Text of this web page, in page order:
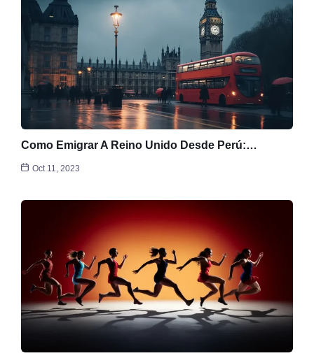
Como Emigrar A Reino Unido Desde Perú:…
Oct 11, 2023